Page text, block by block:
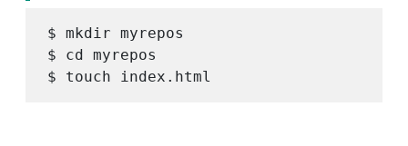
$ mkdir myrepos
$ cd myrepos